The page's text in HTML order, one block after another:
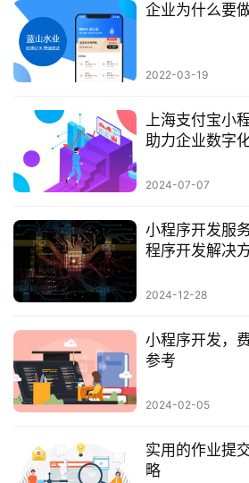
企业为什么要
2022-03-19
上海支付宝小
助力企业数字
2024-07-07
小程序开发服
程序开发解决
2024-12-28
小程序开发，
参考
2024-02-05
实用的作业提
略